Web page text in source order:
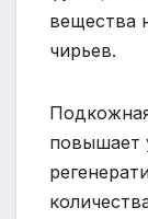
вещества
чирьев.
повышает